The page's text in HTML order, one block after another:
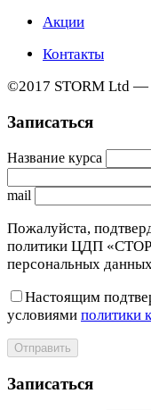
Акции
Контакты
©2017 STORM Ltd —
Записаться
Название курса
mail
Пожалуйста,
политики ЦДП
персональных
Настоящим
условиями политики
Отправить
Записаться